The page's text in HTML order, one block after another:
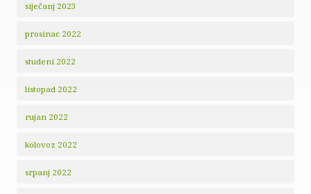
siječanj 2023
prosinac 2022
studeni 2022
listopad 2022
rujan 2022
kolovoz 2022
srpanj 2022